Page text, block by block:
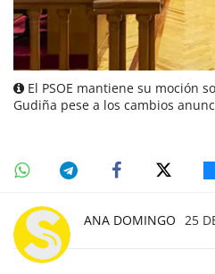
El PSOE mantiene su moción
Gudiña pese a los cambios
ANA DOMINGO 25